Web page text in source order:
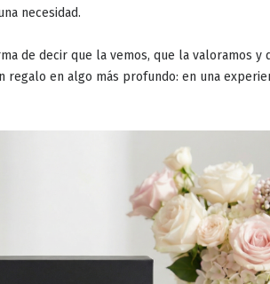
necesidad.
de decir que la vemos, que la valoramos y
regalo en algo más profundo: en una